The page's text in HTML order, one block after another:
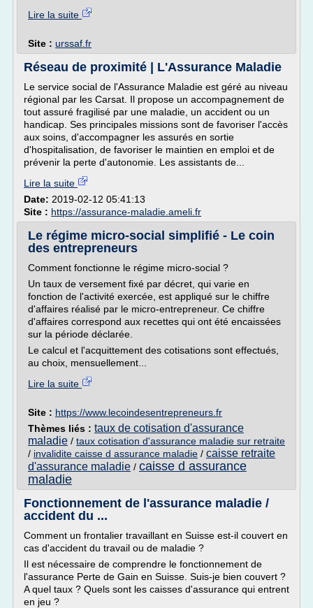
Lire la suite
Site : urssaf.fr
Réseau de proximité | L'Assurance Maladie
Le service social de l'Assurance Maladie est géré au niveau
régional par les Carsat. Il propose un accompagnement de
tout assuré fragilisé par une maladie, un accident ou un
handicap. Ses principales missions sont de favoriser l'accès
aux soins, d'accompagner les assurés en sortie
d'hospitalisation, de favoriser le maintien en emploi et de
prévenir la perte d'autonomie. Les assistants de...
Lire la suite
Date: 2019-02-12 05:41:13
Site : https://assurance-maladie.ameli.fr
Le régime micro-social simplifié - Le coin
des entrepreneurs
Comment fonctionne le régime micro-social ?
Un taux de versement fixé par décret, qui varie en
fonction de l'activité exercée, est appliqué sur le chiffre
d'affaires réalisé par le micro-entrepreneur. Ce chiffre
d'affaires correspond aux recettes qui ont été encaissées
sur la période déclarée.
Le calcul et l'acquittement des cotisations sont effectués,
au choix, mensuellement...
Lire la suite
Site : https://www.lecoindesentrepreneurs.fr
Thèmes liés : taux de cotisation d'assurance
maladie / taux cotisation d'assurance maladie sur retraite
/ invalidite caisse d assurance maladie / caisse retraite
d'assurance maladie / caisse d assurance
maladie
Fonctionnement de l'assurance maladie /
accident du ...
Comment un frontalier travaillant en Suisse est-il couvert en
cas d'accident du travail ou de maladie ?
Il est nécessaire de comprendre le fonctionnement de
l'assurance Perte de Gain en Suisse. Suis-je bien couvert ?
A quel taux ? Quels sont les caisses d'assurance qui entrent
en jeu ?